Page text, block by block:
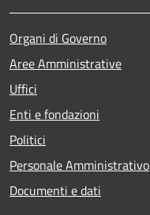
Organi di Governo
Aree Amministrative
Uffici
Enti e fondazioni
Politici
Personale Amministrativo
Documenti e dati